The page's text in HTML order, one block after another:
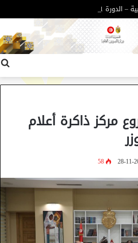
– الدورة 11
مركز ذاكرة أعلام
58